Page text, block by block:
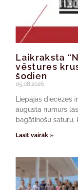
Laikraksta
vēstures
šodien
05.08.2026.
Liepājas diecēzes
augusta numurs
bagātinošu saturu,
Lasīt vairāk »